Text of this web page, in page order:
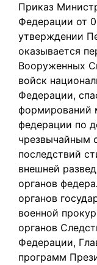
Приказ
Федерации от
утверждении
оказывается
Вооруженных
войск
Федерации,
формирований
федерации по
чрезвычайным
последствий
внешней
органов
органов
военной
органов
Федерации,
программ